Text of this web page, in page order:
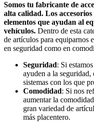
Somos tu fabricante de
alta calidad. Los
elementos que ayudan al
vehículos. Dentro de esta
de artículos para equiparnos
en seguridad como en
Seguridad: Si
ayuden a la seguridad,
sistemas con los que
Comodidad: Si nos
aumentar la
gran variedad de
más placentero.